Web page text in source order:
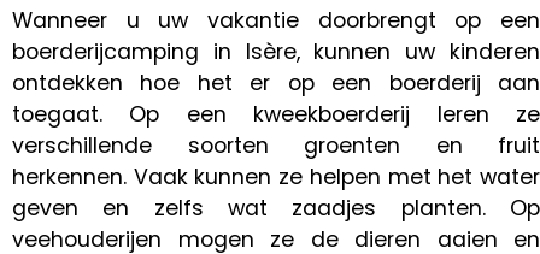
Wanneer u uw vakantie doorbrengt op een
boerderijcamping in Isère, kunnen uw kinderen
ontdekken hoe het er op een boerderij aan
toegaat. Op een kweekboerderij leren ze
verschillende soorten groenten en fruit
herkennen. Vaak kunnen ze helpen met het water
geven en zelfs wat zaadjes planten. Op
veehouderijen mogen ze de dieren aaien en